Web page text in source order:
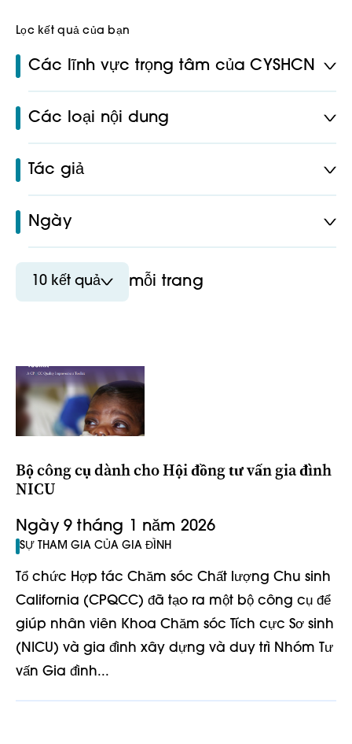
Lọc kết quả của bạn
Các lĩnh vực trọng tâm của CYSHCN
Các loại nội dung
Tác giả
Ngày
10 kết quả mỗi trang
Bộ công cụ dành cho Hội đồng tư vấn gia đình
NICU
Ngày 9 tháng 1 năm 2026
SỰ THAM GIA CỦA GIA ĐÌNH
Tổ chức Hợp tác Chăm sóc Chất lượng Chu sinh
California (CPQCC) đã tạo ra một bộ công cụ để
giúp nhân viên Khoa Chăm sóc Tích cực Sơ sinh
(NICU) và gia đình xây dựng và duy trì Nhóm Tư
vấn Gia đình...